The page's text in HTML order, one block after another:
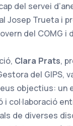
del servei
Josep Trueta i
del COMG i
Clara Prats,
del GIPS,
objectius: un
i col·laboració
de diverses